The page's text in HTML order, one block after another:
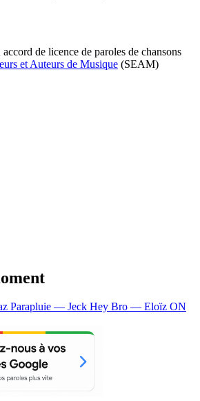
de licence de paroles de chansons
et Auteurs de Musique (SEAM)
Parapluie — Jeck Hey Bro — Eloïz ON